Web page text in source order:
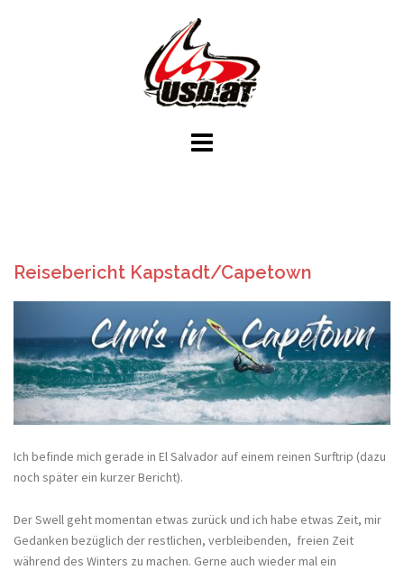
Reisebericht Kapstadt/Capetown
Ich befinde mich gerade in El Salvador auf einem reinen Surftrip (dazu
noch später ein kurzer Bericht).
Der Swell geht momentan etwas zurück und ich habe etwas Zeit, mir
Gedanken bezüglich der restlichen, verbleibenden, freien Zeit
während des Winters zu machen. Gerne auch wieder mal ein